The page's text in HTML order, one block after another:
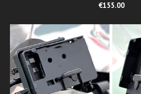
€155.00